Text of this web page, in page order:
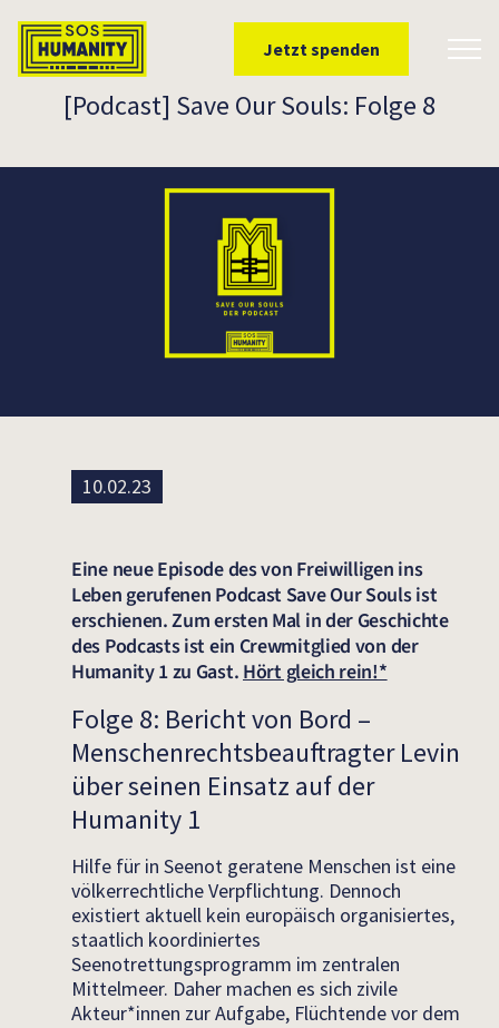
Jetzt spenden
[Podcast] Save Our Souls: Folge 8
10.02.23
Eine neue Episode des von Freiwilligen ins
Leben gerufenen Podcast Save Our Souls ist
erschienen. Zum ersten Mal in der Geschichte
des Podcasts ist ein Crewmitglied von der
Humanity 1 zu Gast.Hört gleich rein!*
Folge 8: Bericht von Bord –
Menschenrechtsbeauftragter Levin
über seinen Einsatz auf der
Humanity 1
Hilfe für in Seenot geratene Menschen ist eine
völkerrechtliche Verpflichtung. Dennoch
existiert aktuell kein europäisch organisiertes,
staatlich koordiniertes
Seenotrettungsprogramm im zentralen
Mittelmeer. Daher machen es sich zivile
Akteur*innen zur Aufgabe, Flüchtende vor dem